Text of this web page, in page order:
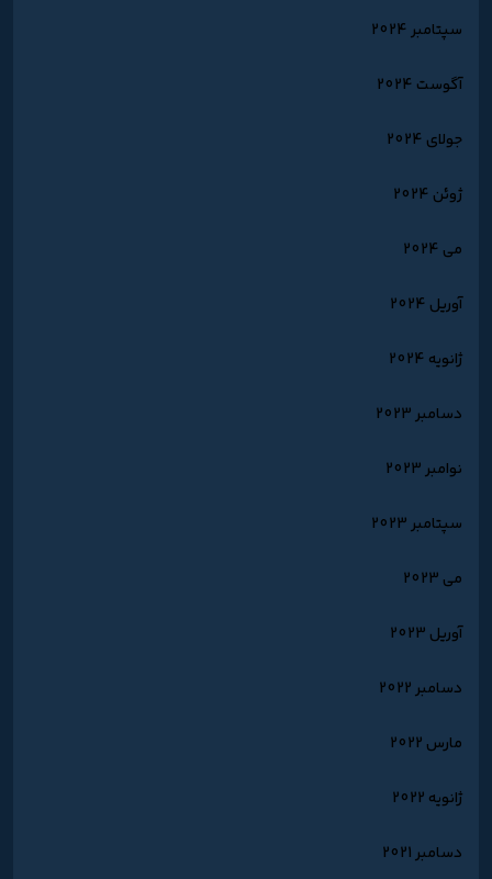
سپتامبر 2024
آگوست 2024
جولای 2024
ژوئن 2024
می 2024
آوریل 2024
ژانویه 2024
دسامبر 2023
نوامبر 2023
سپتامبر 2023
می 2023
آوریل 2023
دسامبر 2022
مارس 2022
ژانویه 2022
دسامبر 2021